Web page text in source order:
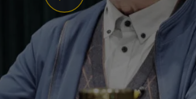
Play
Video
bütünün ruhani yönünde bulunduğuna inanıyor.